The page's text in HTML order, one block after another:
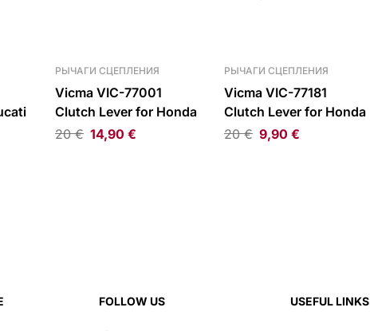
РЫЧАГИ СЦЕПЛЕНИЯ
Vicma VIC-77001
Clutch Lever for Honda
20€ 14,90 €
РЫЧАГИ СЦЕПЛЕНИЯ
Vicma VIC-77181
Clutch Lever for Honda
20€ 9,90 €
FOLLOW US USEFUL LINKS